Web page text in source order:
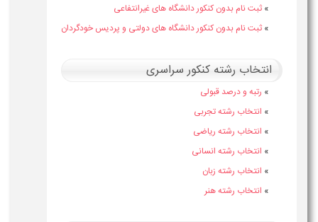
» ثبت نام بدون کنکور دانشگاه های غیرانتفاعی
» ثبت نام بدون کنکور دانشگاه های دولتی و پردیس خودگردان
انتخاب رشته کنکور سراسری
» رتبه و درصد قبولی
» انتخاب رشته تجربی
» انتخاب رشته ریاضی
» انتخاب رشته انسانی
» انتخاب رشته زبان
» انتخاب رشته هنر